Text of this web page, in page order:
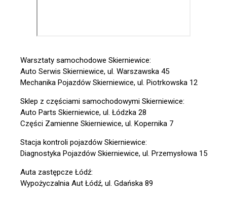
Warsztaty samochodowe Skierniewice:
Auto Serwis Skierniewice, ul. Warszawska 45
Mechanika Pojazdów Skierniewice, ul. Piotrkowska 12
Sklep z częściami samochodowymi Skierniewice:
Auto Parts Skierniewice, ul. Łódzka 28
Części Zamienne Skierniewice, ul. Kopernika 7
Stacja kontroli pojazdów Skierniewice:
Diagnostyka Pojazdów Skierniewice, ul. Przemysłowa 15
Auta zastępcze Łódź:
Wypożyczalnia Aut Łódź, ul. Gdańska 89